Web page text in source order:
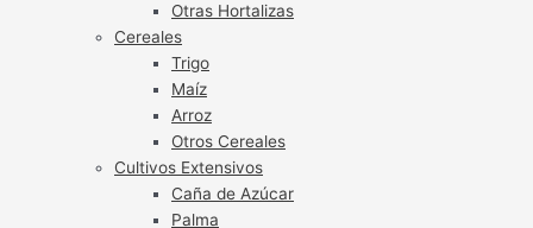
Otras Hortalizas
Cereales
Trigo
Maíz
Arroz
Otros Cereales
Cultivos Extensivos
Caña de Azúcar
Palma